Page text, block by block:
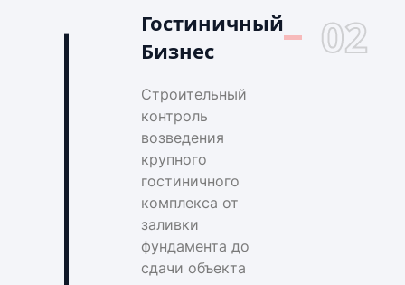
Гостиничный
Бизнес
02
Строительный
контроль
возведения
крупного
гостиничного
комплекса от
заливки
фундамента до
сдачи объекта